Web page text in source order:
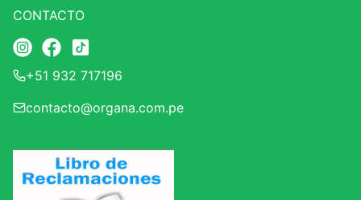
Correo electrónico
CONTACTO
+51 932 717196
contacto@organa.com.pe